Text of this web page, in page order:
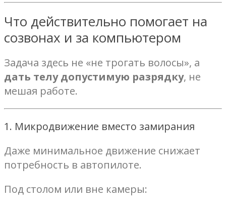
Что действительно помогает на
созвонах и за компьютером
Задача здесь не «не трогать волосы», а
дать телу допустимую разрядку, не
мешая работе.
1. Микродвижение вместо замирания
Даже минимальное движение снижает
потребность в автопилоте.
Под столом или вне камеры: